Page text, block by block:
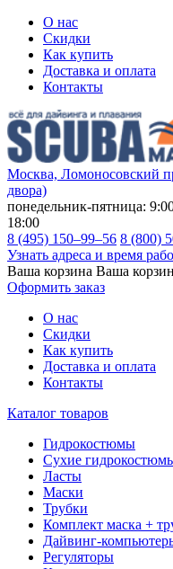
О нас
Скидки
Как купить
Доставка и оплата
Контакты
Москва, Ломоносовский
двора)
понедельник-пятница:
18:00
8 (495) 150–99–56 8 (800)
Узнать адреса и время
Ваша корзина Ваша
Оформить заказ
О нас
Скидки
Как купить
Доставка и оплата
Контакты
Каталог товаров
Гидрокостюмы
Сухие
Ласты
Маски
Трубки
Комплект маска +
Дайвинг-
Регуляторы